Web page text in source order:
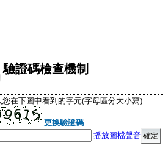
驗證碼檢查機制
您在下圖中看到的字元(字母區分大小寫)
更換驗證碼
播放圖檔聲音